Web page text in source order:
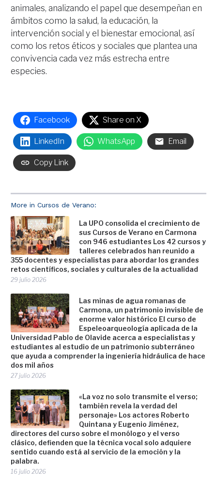
More in Cursos de Verano:
La UPO consolida el crecimiento de
sus Cursos de Verano en Carmona
con 946 estudiantes Los 42 cursos y
talleres celebrados han reunido a
355 docentes y especialistas para abordar los grandes
retos científicos, sociales y culturales de la actualidad
29 julio 2026
Las minas de agua romanas de
Carmona, un patrimonio invisible de
enorme valor histórico El curso de
Espeleoarqueología aplicada de la
Universidad Pablo de Olavide acerca a especialistas y
estudiantes al estudio de un patrimonio subterráneo
que ayuda a comprender la ingeniería hidráulica de hace
dos mil años
27 julio 2026
«La voz no solo transmite el verso;
también revela la verdad del
personaje» Los actores Roberto
Quintana y Eugenio Jiménez,
directores del curso sobre el monólogo y el verso
clásico, defienden que la técnica vocal solo adquiere
sentido cuando está al servicio de la emoción y la
palabra.
16 julio 2026
animales, analizando el papel que desempeñan en
ámbitos como la salud, la educación, la
intervención social y el bienestar emocional, así
como los retos éticos y sociales que plantea una
convivencia cada vez más estrecha entre
especies.
Facebook Share on X
LinkedIn WhatsApp Email
Copy Link